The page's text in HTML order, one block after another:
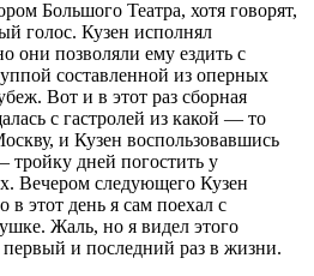
Большого Театра, хотя говорят,
голос. Кузен исполнял
они позволяли ему ездить с
составленной из оперных
Вот и в этот раз сборная
с гастролей из какой — то
и Кузен воспользовавшись
тройку дней погостить у
Вечером следующего Кузен
в этот день я сам поехал с
Жаль, но я видел этого
и последний раз в жизни.